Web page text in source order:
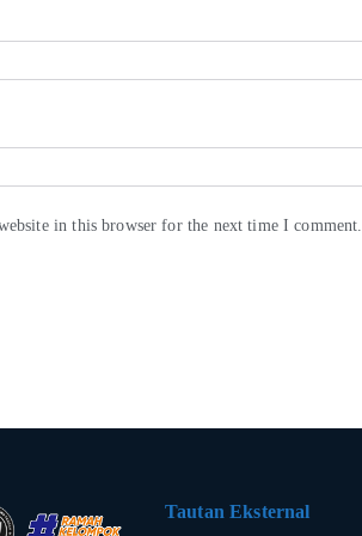
in this browser for the next time I comment.
Tautan Eksternal